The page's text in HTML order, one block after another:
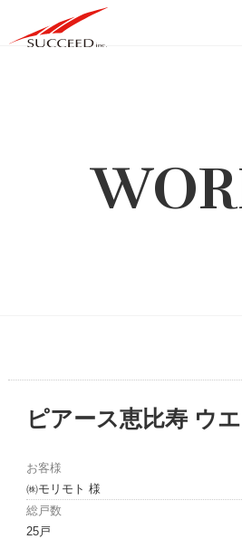
ピアース恵比寿 ウ
お客様
㈱モリモト 様
総戸数
25戸